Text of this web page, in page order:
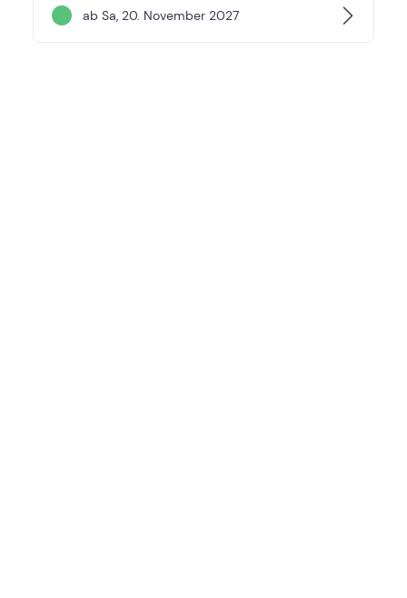
ab Sa, 20. November 2027